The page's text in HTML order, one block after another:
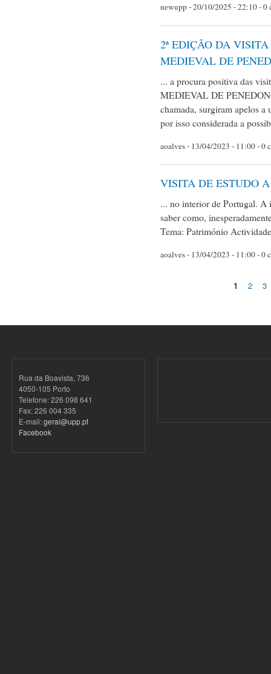
newupp- 20/10/2025 - 22:10 - 0
2ª EDIÇÃO DA
MEDIEVAL DE
... a procura positiva das
MEDIEVAL DE
chamada, surgiram apelos a
por isso considerada a
aoalves- 13/04/2023 - 11:00 - 0
VISITA DE ESTUDO
... no interior de Portugal.
saber como,
Tema: Património
aoalves- 13/04/2023 - 11:00 - 0
1 2 3
Rua da Boavista, 736
4050-105 Porto
Telefone: 226 098 641
Fax: 226 004 335
E-mail:geral@upp.pt
Facebook